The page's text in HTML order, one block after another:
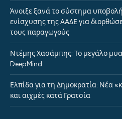
Άνοιξε ξανά το σύστημα
ενίσχυσης της ΑΑΔΕ για
τους παραγωγούς
Ντέμης Χασάμπης: Το μεγάλο
DeepMind
Ελπίδα για τη Δημοκρατία: Νέα
και αιχμές κατά Γρατσία